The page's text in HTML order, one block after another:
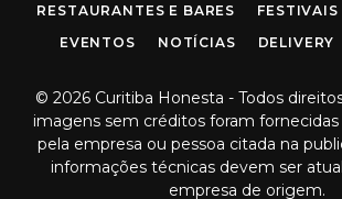
RESTAURANTES E BARES
FESTIVAIS
EVENTOS
NOTÍCIAS DELIVERY
© 2026 Curitiba Honesta - Todos
imagens sem créditos foram fornecidas
pela empresa ou pessoa citada na
informações técnicas devem ser
empresa de origem.